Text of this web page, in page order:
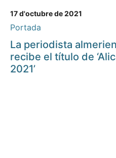
17 d'octubre de 2021
Portada
La periodista
recibe el título de
2021’